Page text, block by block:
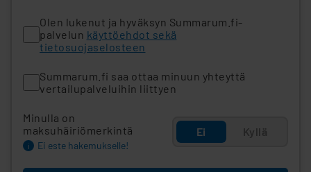
Olen lukenut ja hyväksyn Summarum.fi-
palvelun käyttöehdot sekä
tietosuojaselosteen
Summarum.fi saa ottaa minuun yhteyttä
vertailupalveluihin liittyen
Minulla on
maksuhäiriömerkintä
i Ei este hakemukselle!
Ei Kyllä